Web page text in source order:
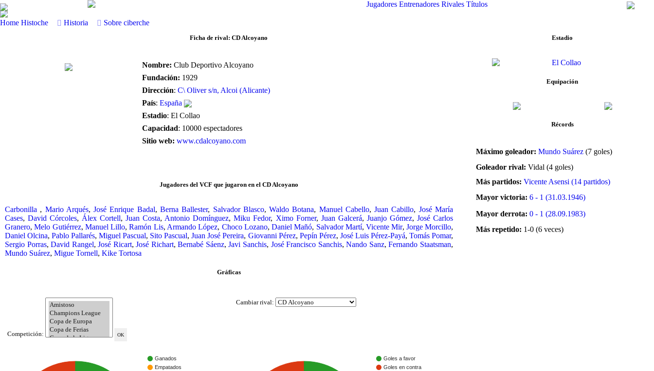
Jugadores Entrenadores Rivales Títulos
Home Histoche Historia Sobre ciberche
Ficha de rival: CD Alcoyano
Nombre: Club Deportivo Alcoyano
Fundación: 1929
Dirección:C\ Oliver s/n, Alcoi (Alicante)
País:España
Estadio: El Collao
Capacidad: 10000 espectadores
Sitio web: www.cdalcoyano.com
Jugadores del VCF que jugaron en el CD Alcoyano
Carbonilla , Mario Arqués,José Enrique Badal, Berna Ballester, Salvador Blasco,Waldo Botana, Manuel Cabello,Juan Cabillo, José María
Cases,David Córcoles, Álex Cortell,Juan Costa, Antonio Domínguez,Miku Fedor, Ximo Forner, Juan Galcerá, Juanjo Gómez, José Carlos
Granero,Melo Gutiérrez, Manuel Lillo,Ramón Lis, Armando López, Choco Lozano,Daniel Mañó, Salvador Martí,Vicente Mir, Jorge Morcillo,
Daniel Olcina,Pablo Pallarés,Miguel Pascual, Sito Pascual,Juan José Pereira, Giovanni Pérez, Pepín Pérez, José Luis Pérez-Payá, Tomás Pomar,
Sergio Porras,David Rangel,José Ricart,José Richart,Bernabé Sáenz,Javi Sanchis, José Francisco Sanchis,Nando Sanz,Fernando Staatsman,
Mundo Suárez, Migue Tornell, Kike Tortosa
Gráficas
Competición:
Cambiar rival:
Ganados
Empatados
Goles a favor
Goles en contra
Estadio
Equipación
Récords
Máximo goleador: Mundo Suárez(7 goles)
Goleador rival: Vidal (4 goles)
Más partidos: Vicente Asensi (14 partidos)
Mayor victoria: 6 - 1 (31.03.1946)
Mayor derrota: 0 - 1 (28.09.1983)
Más repetido: 1-0 (6 veces)